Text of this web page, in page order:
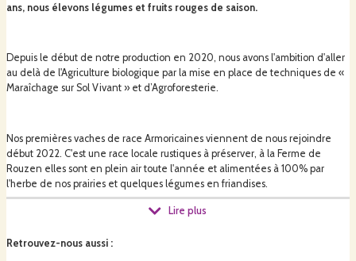
ans, nous élevons légumes et fruits rouges de saison.
Depuis le début de notre production en 2020, nous avons l'ambition d'aller
au delà de l'Agriculture biologique par la mise en place de techniques de «
Maraîchage sur Sol Vivant » et d’Agroforesterie.
Nos premières vaches de race Armoricaines viennent de nous rejoindre
début 2022. C'est une race locale rustiques à préserver, à la Ferme de
Rouzen elles sont en plein air toute l'année et alimentées à 100% par
l'herbe de nos prairies et quelques légumes en friandises.
Laurianne pour filer un coups de patte dans les tâches les plus physiques.
Lire plus
Retrouvez-nous aussi :